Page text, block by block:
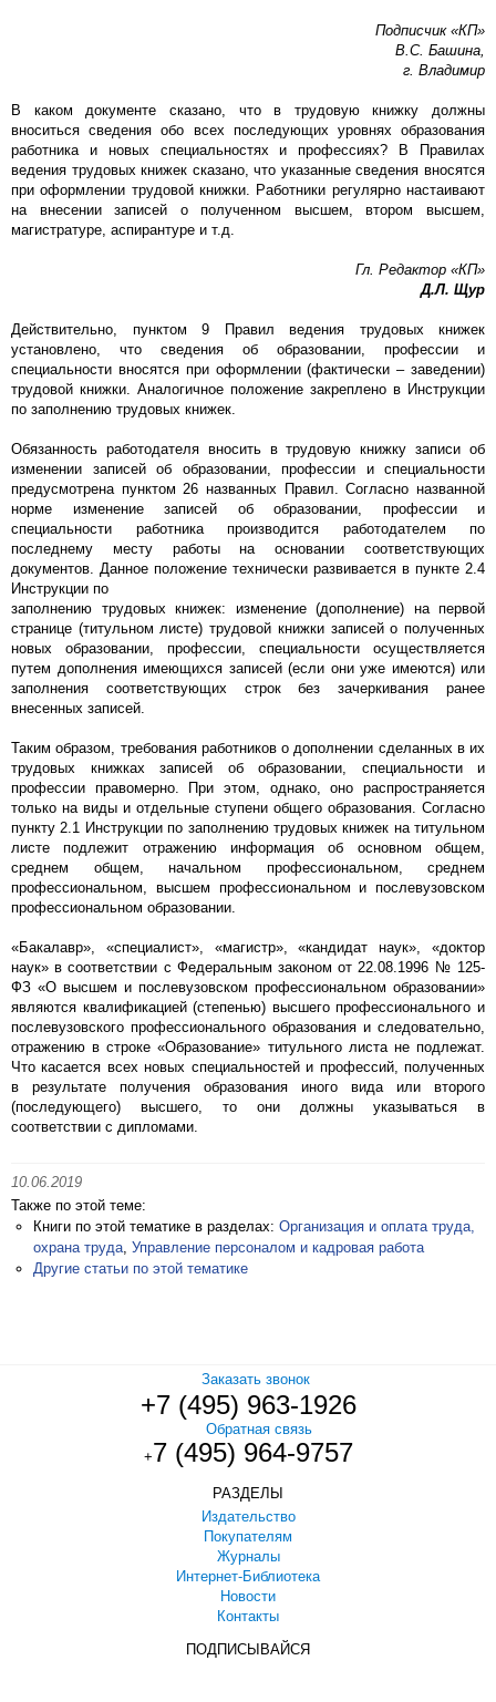
Подписчик «КП»
В.С. Башина,
г. Владимир
В каком документе сказано, что в трудовую книжку должны
вноситься сведения обо всех последующих уровнях образования
работника и новых специальностях и профессиях? В Правилах
ведения трудовых книжек сказано, что указанные сведения вносятся
при оформлении трудовой книжки. Работники регулярно настаивают
на внесении записей о полученном высшем, втором высшем,
магистратуре, аспирантуре и т.д.
Гл. Редактор «КП»
Д.Л. Щур
Действительно, пунктом 9 Правил ведения трудовых книжек
установлено, что сведения об образовании, профессии и
специальности вносятся при оформлении (фактически – заведении)
трудовой книжки. Аналогичное положение закреплено в Инструкции
по заполнению трудовых книжек.
Обязанность работодателя вносить в трудовую книжку записи об
изменении записей об образовании, профессии и специальности
предусмотрена пунктом 26 названных Правил. Согласно названной
норме изменение записей об образовании, профессии и
специальности работника производится работодателем по
последнему месту работы на основании соответствующих
документов. Данное положение технически развивается в пункте 2.4
Инструкции по
заполнению трудовых книжек: изменение (дополнение) на первой
странице (титульном листе) трудовой книжки записей о полученных
новых образовании, профессии, специальности осуществляется
путем дополнения имеющихся записей (если они уже имеются) или
заполнения соответствующих строк без зачеркивания ранее
внесенных записей.
Таким образом, требования работников о дополнении сделанных в их
трудовых книжках записей об образовании, специальности и
профессии правомерно. При этом, однако, оно распространяется
только на виды и отдельные ступени общего образования. Согласно
пункту 2.1 Инструкции по заполнению трудовых книжек на титульном
листе подлежит отражению информация об основном общем,
среднем общем, начальном профессиональном, среднем
профессиональном, высшем профессиональном и послевузовском
профессиональном образовании.
«Бакалавр», «специалист», «магистр», «кандидат наук», «доктор
наук» в соответствии с Федеральным законом от 22.08.1996 № 125-
ФЗ «О высшем и послевузовском профессиональном образовании»
являются квалификацией (степенью) высшего профессионального и
послевузовского профессионального образования и следовательно,
отражению в строке «Образование» титульного листа не подлежат.
Что касается всех новых специальностей и профессий, полученных
в результате получения образования иного вида или второго
(последующего) высшего, то они должны указываться в
соответствии с дипломами.
10.06.2019
Также по этой теме:
Книги по этой тематике в разделах: Организация и оплата труда,
охрана труда Управление персоналом и кадровая работа
Другие статьи по этой тематике
Заказать звонок
+7 (495) 963-1926
Обратная связь
+7 (495) 964-9757
РАЗДЕЛЫ
Издательство
Покупателям
Журналы
Интернет-Библиотека
Новости
Контакты
ПОДПИСЫВАЙСЯ